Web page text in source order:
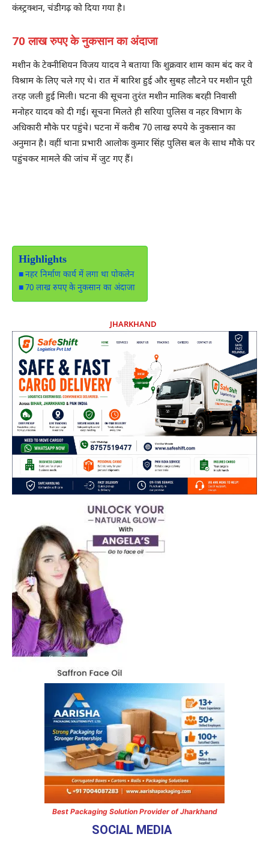
कंस्ट्रक्शन, चंडीगढ़ को दिया गया है।
70 लाख रुपए के नुकसान का अंदाजा
मशीन के टेक्नीशियन विजय यादव ने बताया कि शुक्रवार शाम काम बंद कर वे
विश्राम के लिए चले गए थे। रात में बारिश हुई और सुबह लौटने पर मशीन पूरी
तरह जली हुई मिली। घटना की सूचना तुरंत मशीन मालिक बरही निवासी
मनोहर यादव को दी गई। सूचना मिलते ही सरिया पुलिस व नहर विभाग के
अधिकारी मौके पर पहुंचे। घटना में करीब 70 लाख रुपये के नुकसान का
अनुमान है। वहीं थाना प्रभारी आलोक कुमार सिंह पुलिस बल के साथ मौके पर
पहुंचकर मामले की जांच में जुट गए हैं।
Highlights
नहर निर्माण कार्य में लगा था पोकलेन
70 लाख रुपए के नुकसान का अंदाजा
JHARKHAND
Best Packaging Solution Provider of Jharkhand
SOCIAL MEDIA